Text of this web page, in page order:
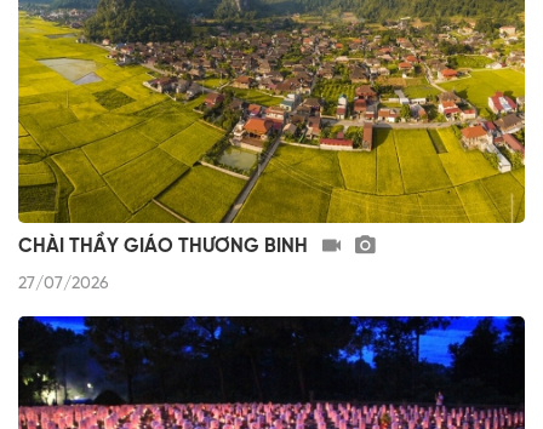
CHÀI THẦY GIÁO THƯƠNG BINH
27/07/2026